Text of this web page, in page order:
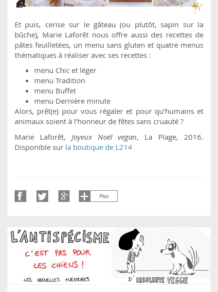
Et puis, cerise sur le gâteau (ou plutôt, sapin sur la
bûche), Marie Laforêt nous offre aussi des recettes de
pâtes feuilletées, un menu sans gluten et quatre menus
thématiques à réaliser avec ses recettes :
menu Chic et léger
menu Tradition
menu Buffet
menu Dernière minute
Alors, prêt(e) pour vous régaler et pour qu’humains et
animaux soient à l’honneur de fêtes sans cruauté ?
Marie Laforêt, Joyeux Noël vegan, La Plage, 2016.
Disponible sur la boutique de L214